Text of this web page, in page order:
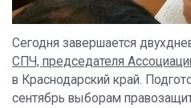
Сегодня завершается
СПЧ, председателя
в Краснодарский край.
сентябрь выборам